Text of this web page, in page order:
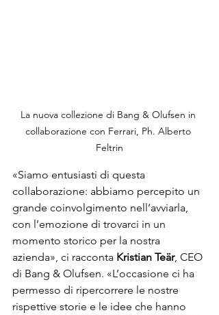
La nuova collezione di Bang & Olufsen in
collaborazione con Ferrari, Ph. Alberto
Feltrin
«Siamo entusiasti di questa
collaborazione: abbiamo percepito un
grande coinvolgimento nell’avviarla,
con l’emozione di trovarci in un
momento storico per la nostra
azienda», ci racconta Kristian Teär, CEO
di Bang & Olufsen. «L’occasione ci ha
permesso di ripercorrere le nostre
rispettive storie e le idee che hanno